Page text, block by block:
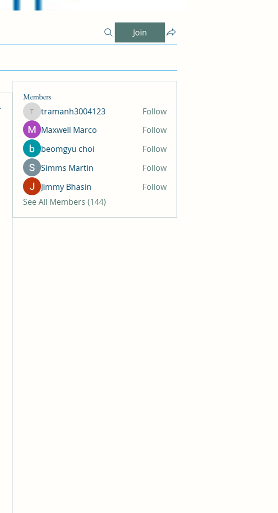
Join
Members
tramanh3004123
tramanh3004123
Follow
Maxwell Marco
Follow
beomgyu choi
Follow
Simms Martin
Follow
Jimmy Bhasin
Follow
See All Members (144)